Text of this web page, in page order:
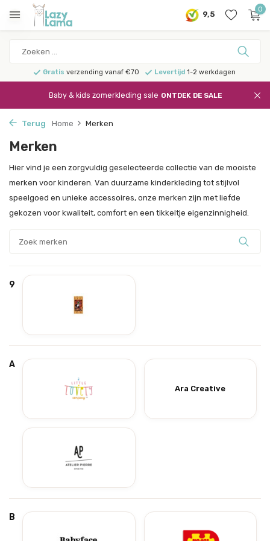
9,5
0
Gratis verzending vanaf €70 Levertijd1-2 werkdagen
Baby & kids zomerkleding sale ONTDEK DE SALE
Terug Home Merken
Merken
Hier vind je een zorgvuldig geselecteerde collectie van de mooiste
merken voor kinderen. Van duurzame kinderkleding tot stijlvol
speelgoed en unieke accessoires, onze merken zijn met liefde
gekozen voor kwaliteit, comfort en een tikkeltje eigenzinnigheid.
9
A
Ara Creative
B